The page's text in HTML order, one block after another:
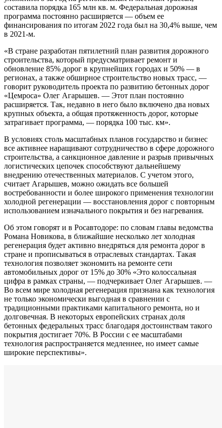
составила порядка 165 млн кв. м. Федеральная дорожная
программа постоянно расширяется — объем ее
финансирования по итогам 2022 года был на 30,4% выше, чем
в 2021-м.
«В стране разработан пятилетний план развития дорожного
строительства, который предусматривает ремонт и
обновление 85% дорог в крупнейших городах и 50% — в
регионах, а также обширное строительство новых трасс, —
говорит руководитель проекта по развитию бетонных дорог
«Цемроса» Олег Агарышев. — Этот план постоянно
расширяется. Так, недавно в него было включено два новых
крупных объекта, а общая протяженность дорог, которые
затрагивает программа, — порядка 100 тыс. км».
В условиях столь масштабных планов государство и бизнес
все активнее наращивают сотрудничество в сфере дорожного
строительства, а санкционное давление и разрыв привычных
логистических цепочек способствуют дальнейшему
внедрению отечественных материалов. С учетом этого,
считает Агарышев, можно ожидать все большей
востребованности и более широкого применения технологии
холодной регенерации — восстановления дорог с повторным
использованием изначального покрытия и без нагревания.
Об этом говорят и в Росавтодоре: по словам главы ведомства
Романа Новикова, в ближайшие несколько лет холодная
регенерация будет активно внедряться для ремонта дорог в
стране и прописываться в отраслевых стандартах. Такая
технология позволяет экономить на ремонте сети
автомобильных дорог от 15% до 30% «Это колоссальная
цифра в рамках страны, — подчеркивает Олег Агарышев. —
Во всем мире холодная регенерация признана как технология
не только экономически выгодная в сравнении с
традиционными практиками капитального ремонта, но и
долговечная. В некоторых европейских странах доля
бетонных федеральных трасс благодаря достоинствам такого
покрытия достигает 70%. В России с ее масштабами
технология распространяется медленнее, но имеет самые
широкие перспективы».